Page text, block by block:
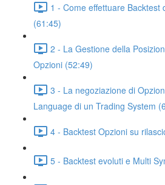
1 - Come effettuare Backtest
(61:45)
2 - La Gestione della
Opzioni (52:49)
3 - La negoziazione di
Language di un Trading System
4 - Backtest Opzioni su
5 - Backtest evoluti e Multi